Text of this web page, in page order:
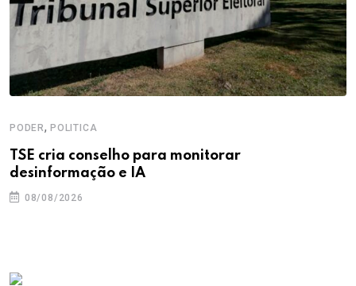
PODER, POLITICA
TSE cria conselho para monitorar
desinformação e IA
08/08/2026